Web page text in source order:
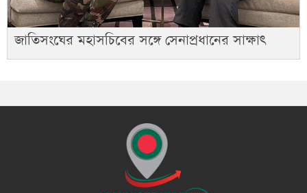
জাতিসংঘের মহাসচিবের সঙ্গে সেনাপ্রধানের সাক্ষাৎ